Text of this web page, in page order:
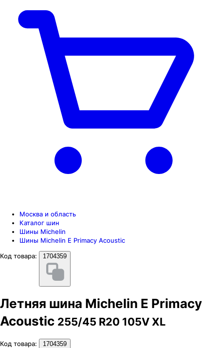
Москва и область
Каталог шин
Шины Michelin
Шины Michelin E Primacy Acoustic
Код товара:
1704359
Летняя шина Michelin E Primacy
Acoustic 255/45 R20 105V XL
Код товара: 1704359